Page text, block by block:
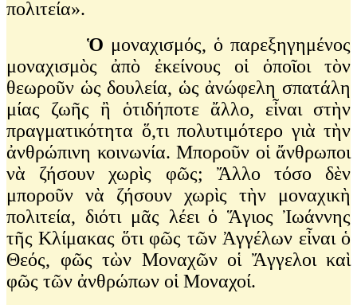
πολιτεία».
Ὁ μοναχισμός, ὁ παρεξηγημένος
μοναχισμὸς ἀπὸ ἐκείνους οἱ ὁποῖοι τὸν
θεωροῦν ὡς δουλεία, ὡς ἀνώφελη σπατάλη
μίας ζωῆς ἢ ὁτιδήποτε ἄλλο, εἶναι στὴν
πραγματικότητα ὅ,τι πολυτιμότερο γιὰ τὴν
ἀνθρώπινη κοινωνία. Μποροῦν οἱ ἄνθρωποι
νὰ ζήσουν χωρὶς φῶς; Ἄλλο τόσο δὲν
μποροῦν νὰ ζήσουν χωρὶς τὴν μοναχικὴ
πολιτεία, διότι μᾶς λέει ὁ Ἅγιος Ἰωάννης
τῆς Κλίμακας ὅτι φῶς τῶν Ἀγγέλων εἶναι ὁ
Θεός, φῶς τὼν Μοναχῶν οἱ Ἄγγελοι καὶ
φῶς τῶν ἀνθρώπων οἱ Μοναχοί.